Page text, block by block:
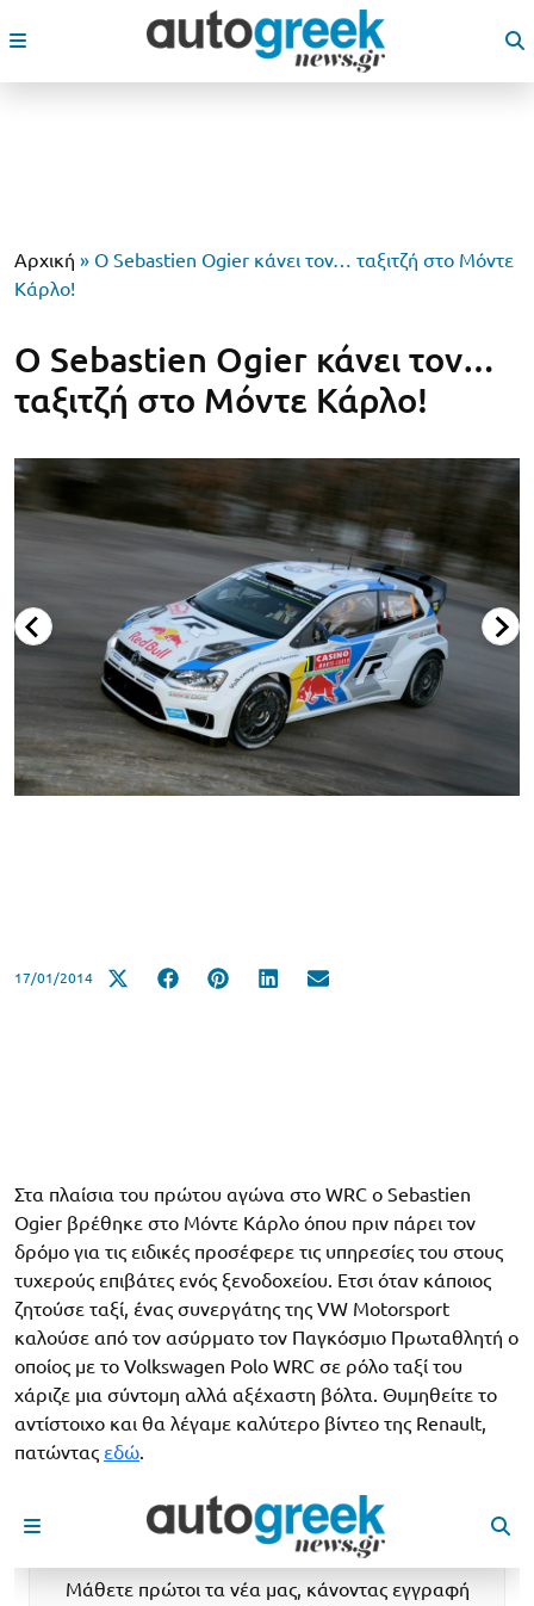
Αρχική » Ο Sebastien Ogier κάνει τον… ταξιτζή στο Μόντε
Κάρλο!
Ο Sebastien Ogier κάνει τον…
ταξιτζή στο Μόντε Κάρλο!
17/01/2014
Στα πλαίσια του πρώτου αγώνα στο WRC ο Sebastien
Ogier βρέθηκε στο Μόντε Κάρλο όπου πριν πάρει τον
δρόμο για τις ειδικές προσέφερε τις υπηρεσίες του στους
τυχερούς επιβάτες ενός ξενοδοχείου. Ετσι όταν κάποιος
ζητούσε ταξί, ένας συνεργάτης της VW Motorsport
καλούσε από τον ασύρματο τον Παγκόσμιο Πρωταθλητή ο
οποίος με το Volkswagen Polo WRC σε ρόλο ταξί του
χάριζε μια σύντομη αλλά αξέχαστη βόλτα. Θυμηθείτε το
αντίστοιχο και θα λέγαμε καλύτερο βίντεο της Renault,
πατώντας εδώ.